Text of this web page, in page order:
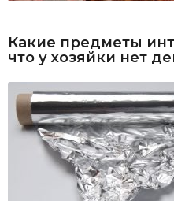
Какие предметы
что у хозяйки нет